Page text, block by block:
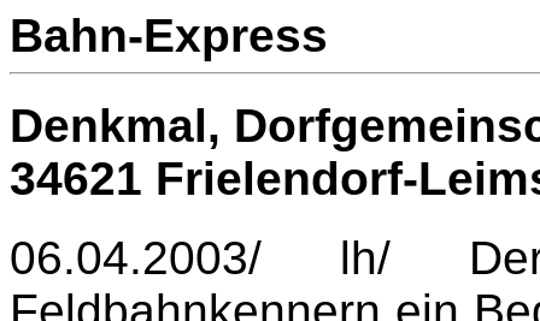
Bahn-Express
Denkmal,
34621 Frielendorf-
06.04.2003/ lh/
Feldbahnkennern ein